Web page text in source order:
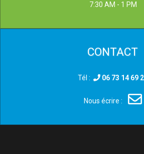
7:30 AM - 1 PM
CONTACT
Tél : 06 73 14 69
Nous écrire :